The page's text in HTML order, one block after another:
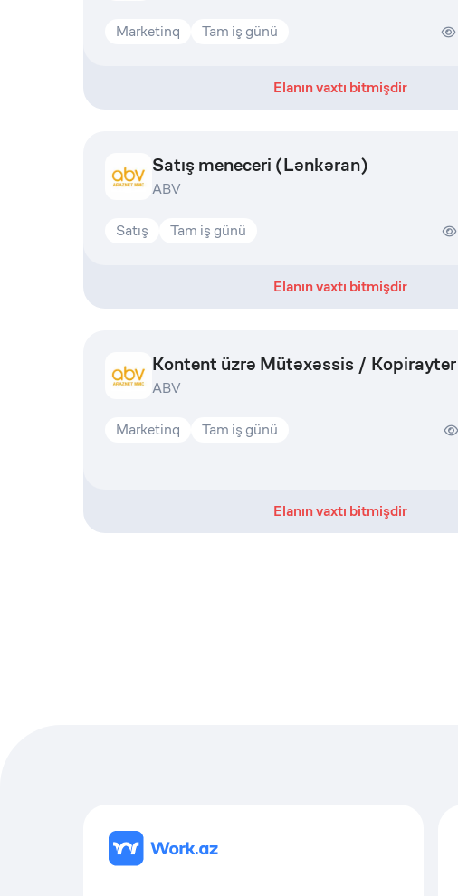
Marketinq Tam iş günü
Elanın vaxtı bitmişdir
Satış meneceri (Lənkəran)
ABV
Satış Tam iş günü
Elanın vaxtı bitmişdir
Kontent üzrə Mütəxəssis / Kopirayter
ABV
Marketinq Tam iş günü
Elanın vaxtı bitmişdir